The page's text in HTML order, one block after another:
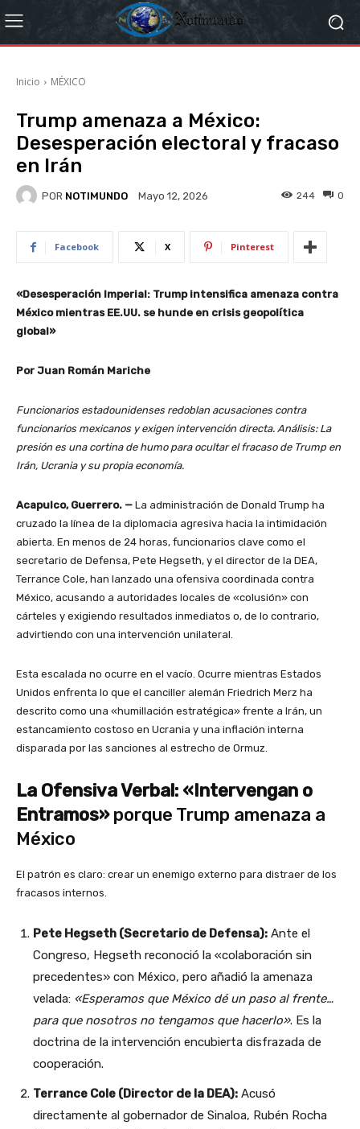
Inicio MÉXICO
Trump amenaza a México:
Desesperación electoral y fracaso
en Irán
POR NOTIMUNDO Mayo 12, 2026 0
244
Facebook X Pinterest
«Desesperación Imperial: Trump intensifica amenaza contra
México mientras EE.UU. se hunde en crisis geopolítica
global»
Por Juan Román Mariche
Funcionarios estadounidenses redoblan acusaciones contra
funcionarios mexicanos y exigen intervención directa. Análisis: La
presión es una cortina de humo para ocultar el fracaso de Trump en
Irán, Ucrania y su propia economía.
Acapulco, Guerrero. — La administración de Donald Trump ha
cruzado la línea de la diplomacia agresiva hacia la intimidación
abierta. En menos de 24 horas, funcionarios clave como el
secretario de Defensa, Pete Hegseth, y el director de la DEA,
Terrance Cole, han lanzado una ofensiva coordinada contra
México, acusando a autoridades locales de «colusión» con
cárteles y exigiendo resultados inmediatos o, de lo contrario,
advirtiendo con una intervención unilateral.
Esta escalada no ocurre en el vacío. Ocurre mientras Estados
Unidos enfrenta lo que el canciller alemán Friedrich Merz ha
descrito como una «humillación estratégica» frente a Irán, un
estancamiento costoso en Ucrania y una inflación interna
disparada por las sanciones al estrecho de Ormuz.
La Ofensiva Verbal: «Intervengan o
Entramos»porque Trump amenaza a
México
El patrón es claro: crear un enemigo externo para distraer de los
fracasos internos.
Pete Hegseth (Secretario de Defensa): Ante el
Congreso, Hegseth reconoció la «colaboración sin
precedentes» con México, pero añadió la amenaza
velada: «Esperamos que México dé un paso al frente…
para que nosotros no tengamos que hacerlo». Es la
doctrina de la intervención encubierta disfrazada de
cooperación.
Terrance Cole (Director de la DEA): Acusó
directamente al gobernador de Sinaloa, Rubén Rocha